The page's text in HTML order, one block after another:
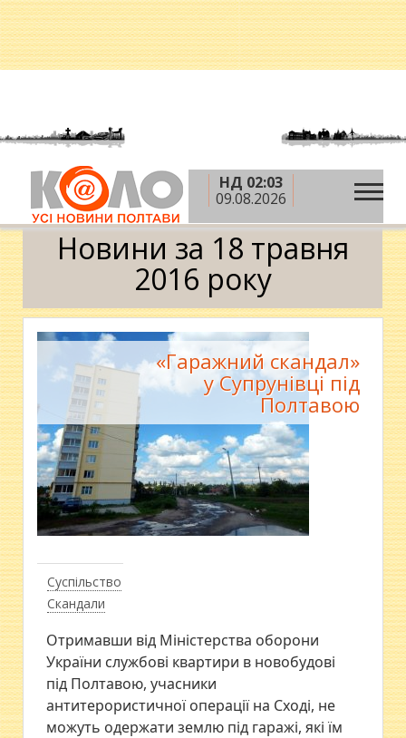
НД 02:03
09.08.2026
Головна » 2016 рік » травень »18 травня
Календар
Новини за 18 травня
2016 року
Суспільство
Скандали
«Гаражний скандал»
у Супрунівці під
Полтавою
Отримавши від Міністерства оборони
України службові квартири в новобудові
під Полтавою, учасники
антитерористичної операції на Сході, не
можуть одержати землю під гаражі, які їм